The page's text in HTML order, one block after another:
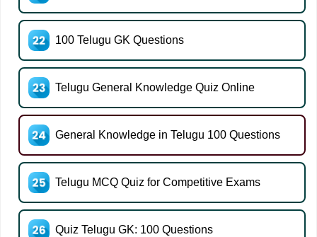
100 Telugu GK Questions
Telugu General Knowledge Quiz Online
General Knowledge in Telugu 100 Questions
Telugu MCQ Quiz for Competitive Exams
Quiz Telugu GK: 100 Questions